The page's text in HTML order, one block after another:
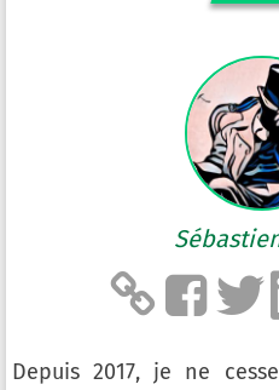
Depuis 2017, je ne